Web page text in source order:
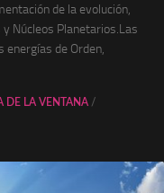
de la evolución,
Núcleos Planetarios.Las
energías de Orden,
DE LA VENTANA /